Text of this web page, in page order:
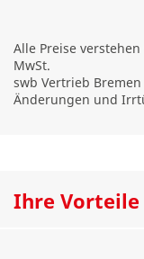
Alle Preise
MwSt.
swb Vertrieb Bremen
Änderungen und
Ihre Vorteile